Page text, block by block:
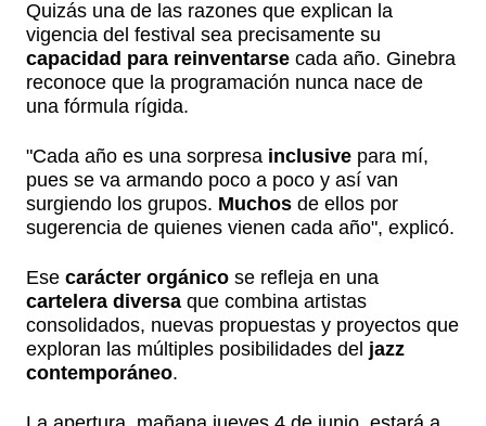
Quizás una de las razones que explican la
vigencia del festival sea precisamente su
capacidad para reinventarse cada año. Ginebra
reconoce que la programación nunca nace de
una fórmula rígida.
"Cada año es una sorpresa inclusive para mí,
pues se va armando poco a poco y así van
surgiendo los grupos. Muchos de ellos por
sugerencia de quienes vienen cada año", explicó.
Ese carácter orgánico se refleja en una
cartelera diversa que combina artistas
consolidados, nuevas propuestas y proyectos que
exploran las múltiples posibilidades del jazz
contemporáneo.